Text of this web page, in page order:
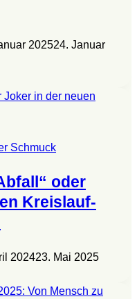
202524. Januar
Schmuck
oder
Kreislauf-
202423. Mai 2025